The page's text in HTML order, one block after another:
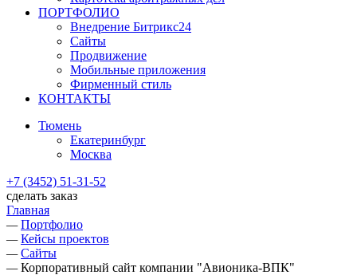
ПОРТФОЛИО
Внедрение Битрикс24
Сайты
Продвижение
Мобильные приложения
Фирменный стиль
КОНТАКТЫ
Тюмень
Екатеринбург
Москва
+7 (3452) 51-31-52
сделать заказ
Главная
— Портфолио
— Кейсы проектов
— Сайты
— Корпоративный сайт компании "Авионика-ВПК"